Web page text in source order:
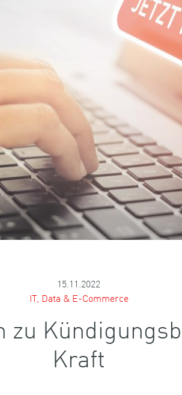
15.11.2022
IT, Data & E-Commerce
zu
Kraft